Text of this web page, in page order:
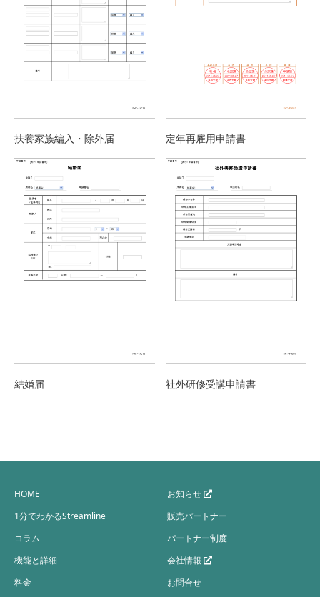
扶養家族編入・除外届 定年再雇用申請書
結婚届 社外研修受講申請書
HOME
1分でわかるStreamline
コラム
機能と詳細
料金
お知らせ
販売パートナー
パートナー制度
会社情報
お問合せ